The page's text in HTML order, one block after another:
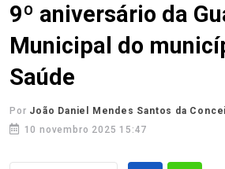
9º aniversário da
Municipal do
Saúde
Por João Daniel Mendes Santos da
10 novembro 2025 15:47